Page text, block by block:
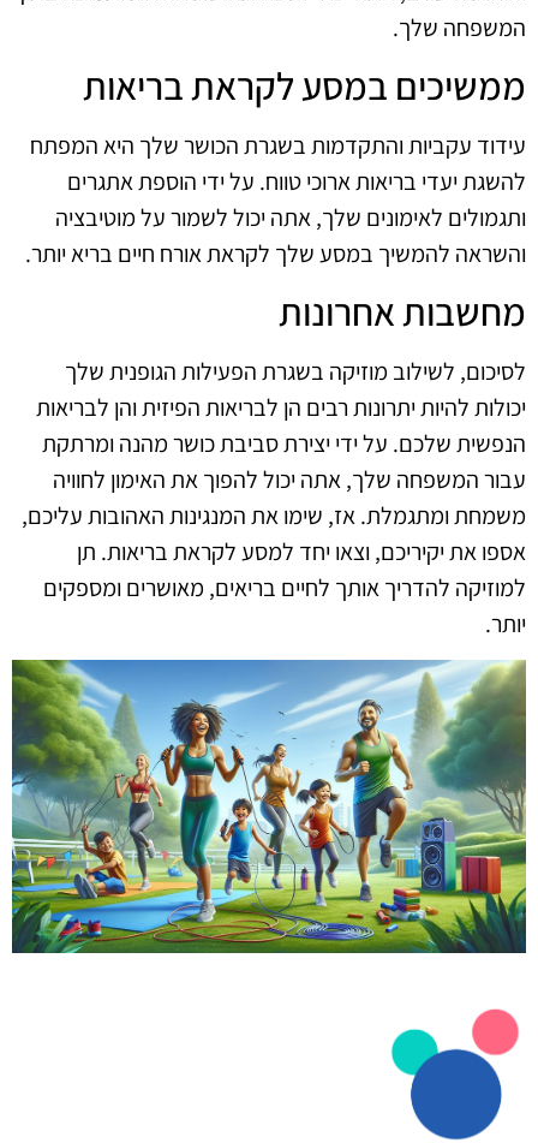
המשפחה שלך.
ממשיכים במסע לקראת בריאות
עידוד עקביות והתקדמות בשגרת הכושר שלך היא המפתח
להשגת יעדי בריאות ארוכי טווח. על ידי הוספת אתגרים
ותגמולים לאימונים שלך, אתה יכול לשמור על מוטיבציה
והשראה להמשיך במסע שלך לקראת אורח חיים בריא יותר.
מחשבות אחרונות
לסיכום, לשילוב מוזיקה בשגרת הפעילות הגופנית שלך
יכולות להיות יתרונות רבים הן לבריאות הפיזית והן לבריאות
הנפשית שלכם. על ידי יצירת סביבת כושר מהנה ומרתקת
עבור המשפחה שלך, אתה יכול להפוך את האימון לחוויה
משמחת ומתגמלת. אז, שימו את המנגינות האהובות עליכם,
אספו את יקיריכם, וצאו יחד למסע לקראת בריאות. תן
למוזיקה להדריך אותך לחיים בריאים, מאושרים ומספקים
יותר.